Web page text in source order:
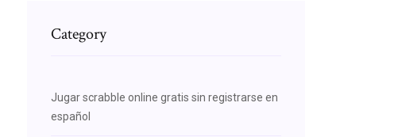
Category
Jugar scrabble online gratis sin registrarse en
español